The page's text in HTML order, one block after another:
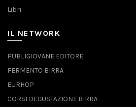
Libri
IL NETWORK
PUBLIGIOVANE EDITORE
FERMENTO BIRRA
EURHOP
CORSI DEGUSTAZIONE BIRRA